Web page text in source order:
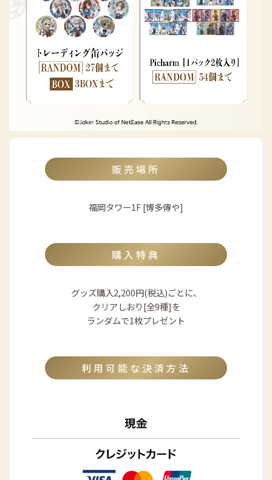
販売場所
福岡タワー1F [博多傳や]
購入特典
グッズ購入2,200円(税込)ごとに、
クリアしおり[全9種]を
ランダムで1枚プレゼント
利用可能な決済方法